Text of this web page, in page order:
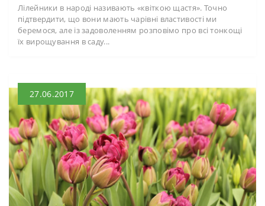
Лілейники в народі називають «квіткою щастя». Точно
підтвердити, що вони мають чарівні властивості ми
беремося, але із задоволенням розповімо про всі тонкощі
їх вирощування в саду...
27.06.2017